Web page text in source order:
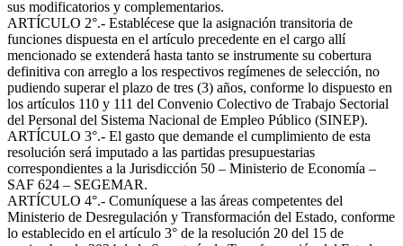
sus modificatorios y complementarios.
ARTÍCULO 2°.- Establécese que la asignación transitoria de
funciones dispuesta en el artículo precedente en el cargo allí
mencionado se extenderá hasta tanto se instrumente su cobertura
definitiva con arreglo a los respectivos regímenes de selección, no
pudiendo superar el plazo de tres (3) años, conforme lo dispuesto en
los artículos 110 y 111 del Convenio Colectivo de Trabajo Sectorial
del Personal del Sistema Nacional de Empleo Público (SINEP).
ARTÍCULO 3°.- El gasto que demande el cumplimiento de esta
resolución será imputado a las partidas presupuestarias
correspondientes a la Jurisdicción 50 – Ministerio de Economía –
SAF 624 – SEGEMAR.
ARTÍCULO 4°.- Comuníquese a las áreas competentes del
Ministerio de Desregulación y Transformación del Estado, conforme
lo establecido en el artículo 3° de la resolución 20 del 15 de